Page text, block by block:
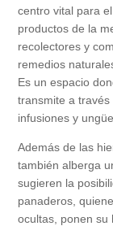
centro vital para
productos de la
recolectores y
remedios
Es un espacio
transmite a través
infusiones y
Además de las
también alberga
sugieren la
panaderos,
ocultas, ponen su